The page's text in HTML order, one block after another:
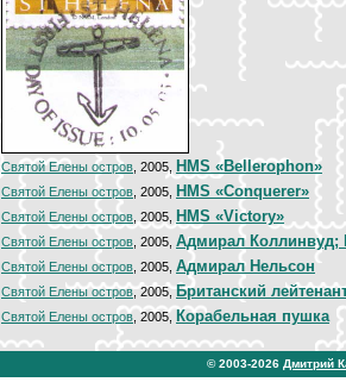
Святой Елены остров , 2005, HMS «Bellerophon»
Святой Елены остров , 2005, HMS «Conquerer»
Святой Елены остров , 2005, HMS «Victory»
Святой Елены остров , 2005, Адмирал Коллинвуд;
Святой Елены остров , 2005, Адмирал Нельсон
Святой Елены остров, 2005,Британский
Святой Елены остров , 2005, Корабельная пушка
© 2003-2026 Дмитрий